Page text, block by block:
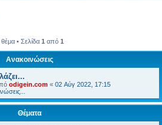
θέμα • Σελίδα 1 από 1
Ανακοινώσεις
odigein.com « 02 Αύγ 2022, 17:15
Θέματα